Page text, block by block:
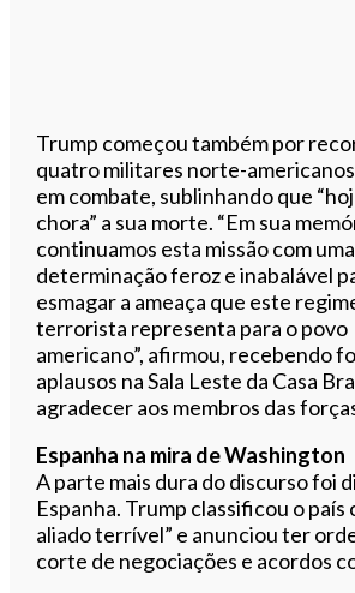
Trump começou também por
quatro militares norte-
em combate, sublinhando que
chora” a sua morte. “Em sua
continuamos esta missão com uma
determinação feroz e inabalável
esmagar a ameaça que este
terrorista representa para o povo
americano”, afirmou, recebendo
aplausos na Sala Leste da Casa
agradecer aos membros das
Espanha na mira de Washington
A parte mais dura do discurso foi
Espanha. Trump classificou o país
aliado terrível” e anunciou ter
corte de negociações e acordos